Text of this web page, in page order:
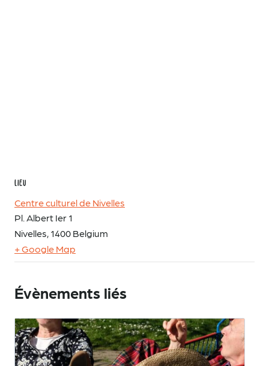
LIEU
Centre culturel de Nivelles
Pl. Albert Ier 1
Nivelles, 1400 Belgium
+ Google Map
Évènements liés